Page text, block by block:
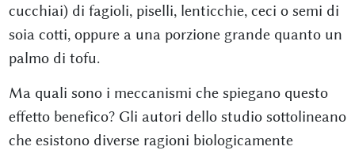
cucchiai) di fagioli, piselli, lenticchie, ceci o semi di
soia cotti, oppure a una porzione grande quanto un
palmo di tofu.
Ma quali sono i meccanismi che spiegano questo
effetto benefico? Gli autori dello studio sottolineano
che esistono diverse ragioni biologicamente